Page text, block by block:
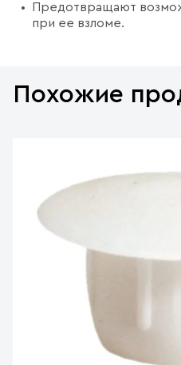
Предотвращают
при ее взломе.
Похожие